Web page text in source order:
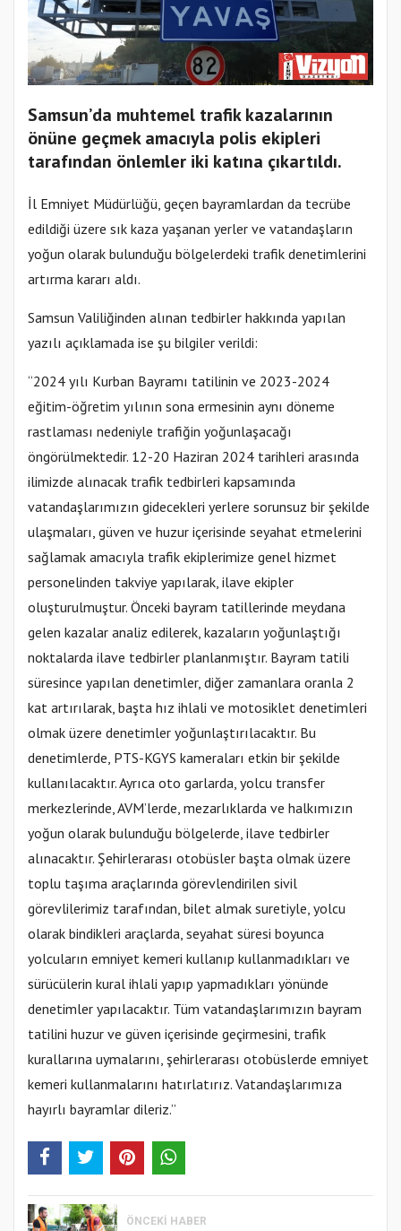
Samsun’da muhtemel trafik kazalarının
önüne geçmek amacıyla polis ekipleri
tarafından önlemler iki katına çıkartıldı.
İl Emniyet Müdürlüğü, geçen bayramlardan da tecrübe
edildiği üzere sık kaza yaşanan yerler ve vatandaşların
yoğun olarak bulunduğu bölgelerdeki trafik denetimlerini
artırma kararı aldı.
Samsun Valiliğinden alınan tedbirler hakkında yapılan
yazılı açıklamada ise şu bilgiler verildi:
“2024 yılı Kurban Bayramı tatilinin ve 2023-2024
eğitim-öğretim yılının sona ermesinin aynı döneme
rastlaması nedeniyle trafiğin yoğunlaşacağı
öngörülmektedir. 12-20 Haziran 2024 tarihleri arasında
ilimizde alınacak trafik tedbirleri kapsamında
vatandaşlarımızın gidecekleri yerlere sorunsuz bir şekilde
ulaşmaları, güven ve huzur içerisinde seyahat etmelerini
sağlamak amacıyla trafik ekiplerimize genel hizmet
personelinden takviye yapılarak, ilave ekipler
oluşturulmuştur. Önceki bayram tatillerinde meydana
gelen kazalar analiz edilerek, kazaların yoğunlaştığı
noktalarda ilave tedbirler planlanmıştır. Bayram tatili
süresince yapılan denetimler, diğer zamanlara oranla 2
kat artırılarak, başta hız ihlali ve motosiklet denetimleri
olmak üzere denetimler yoğunlaştırılacaktır. Bu
denetimlerde, PTS-KGYS kameraları etkin bir şekilde
kullanılacaktır. Ayrıca oto garlarda, yolcu transfer
merkezlerinde, AVM’lerde, mezarlıklarda ve halkımızın
yoğun olarak bulunduğu bölgelerde, ilave tedbirler
alınacaktır. Şehirlerarası otobüsler başta olmak üzere
toplu taşıma araçlarında görevlendirilen sivil
görevlilerimiz tarafından, bilet almak suretiyle, yolcu
olarak bindikleri araçlarda, seyahat süresi boyunca
yolcuların emniyet kemeri kullanıp kullanmadıkları ve
sürücülerin kural ihlali yapıp yapmadıkları yönünde
denetimler yapılacaktır. Tüm vatandaşlarımızın bayram
tatilini huzur ve güven içerisinde geçirmesini, trafik
kurallarına uymalarını, şehirlerarası otobüslerde emniyet
kemeri kullanmalarını hatırlatırız. Vatandaşlarımıza
hayırlı bayramlar dileriz.”
ÖNCEKI HABER